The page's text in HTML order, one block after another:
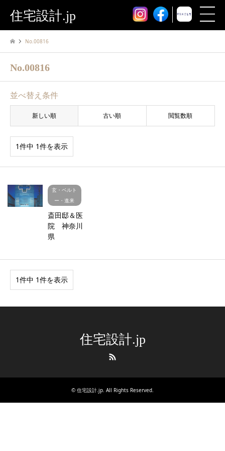
住宅設計.jp
No.00816
No.00816
並べ替え条件
新しい順 古い順 閲覧数順
1件中 1件を表示
玄・ベルト
ー・進来
斎田邸＆医
院 神奈川
県
1件中 1件を表示
住宅設計.jp
© 住宅設計.jp. All Rights Reserved.